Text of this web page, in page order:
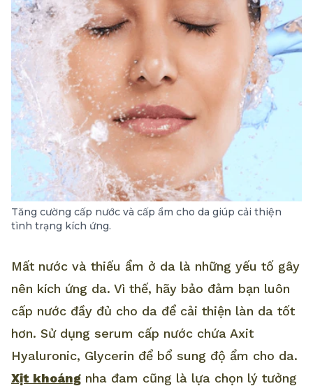
Tăng cường cấp nước và cấp ẩm cho da giúp cải thiện
tình trạng kích ứng.
Mất nước và thiếu ẩm ở da là những yếu tố gây
nên kích ứng da. Vì thế, hãy bảo đảm bạn luôn
cấp nước đầy đủ cho da để cải thiện làn da tốt
hơn. Sử dụng serum cấp nước chứa Axit
Hyaluronic, Glycerin để bổ sung độ ẩm cho da.
Xịt khoáng nha đam cũng là lựa chọn lý tưởng